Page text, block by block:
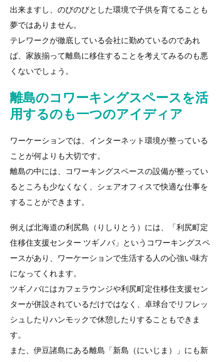
出来ますし、のびのびとした環境で子供を育てることも
夢ではありません。
テレワークが徹底している会社に勤めているのであれ
ば、家族揃って離島に移住することを考えてみるのも悪
くないでしょう。
離島のコワーキングスペースを活
用するのも一つのアイディア
ワーケーションでは、インターネット環境が整っている
ことが何よりも大切です。
離島の中には、コワーキングスペースの設備が整ってい
るところも少なくなく、シェアオフィスで快適な仕事を
することができます。
例えば北海道の利尻島（りしりとう）には、「利尻町定
住移住支援センター ツギノバ」というコワーキングスペ
ースがあり、ワーケーションで生活する人の心強い味方
になってくれます。
ツギノバにはカフェラウンジや利尻町定住移住支援セン
ターが併設されているだけではなく、卓球台でリフレッ
シュしたりハンモックで休憩したりすることもできま
す。
また、伊豆諸島にある離島「新島（にいじま）」にも新